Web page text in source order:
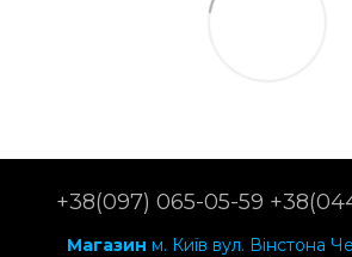
+38(097) 065-05-59
Магазин м. Київ вул. Вінстона